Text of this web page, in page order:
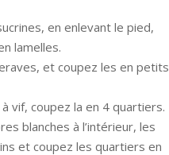
en enlevant le pied,
lamelles.
et coupez les en petits
à vif, coupez la en 4 quartiers.
blanches à l’intérieur, les
et coupez les quartiers en